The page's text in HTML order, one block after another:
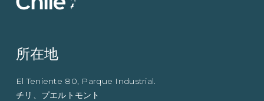
所在地
El Teniente 80, Parque Industrial.
チリ、プエルトモント